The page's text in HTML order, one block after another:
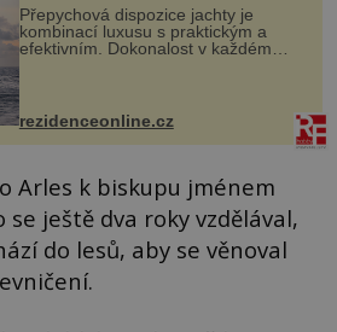
Přepychová dispozice jachty je
kombinací luxusu s praktickým a
efektivním. Dokonalost v každém
detailu představuje značka Fendi
Casa, kterou byly vybaveny její
paluby. Monacký přístav nabízí
každoročn...
rezidenceonline.cz
Arles k biskupu jménem
se ještě dva roky vzdělával,
do lesů, aby se věnoval